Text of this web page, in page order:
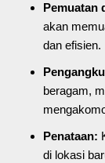
Pemuatan
akan
dan efisien.
beragam,
Penataan:
di lokasi